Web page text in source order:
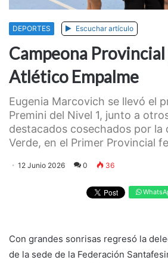
DEPORTES Escuchar artículo
Campeona Provincial
Atlético Empalme
Eugenia Marcovich se llevó el
Premini del Nivel 1, junto a
destacados cosechados por la
Verde, en el Primer Provincial
12 Junio 2026 0 36
Con grandes sonrisas regresó la
de la sede de la Federación